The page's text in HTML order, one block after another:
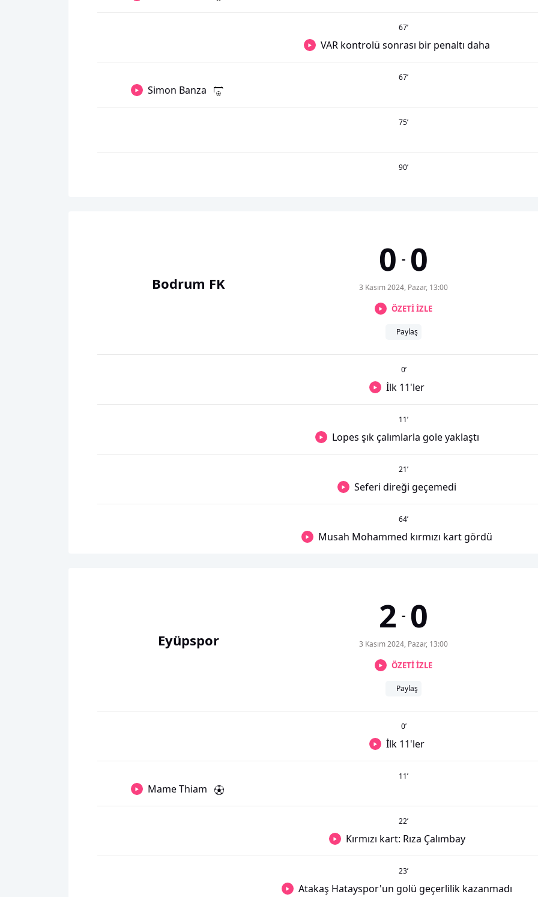
67’
VAR kontrolü sonrası bir penaltı daha
67’
Simon Banza
75’
90’
Bodrum FK
0 - 0
3 Kasım 2024, Pazar, 13:00
ÖZETİ İZLE
Paylaş
0’
İlk 11'ler
11’
Lopes şık çalımlarla gole yaklaştı
21’
Seferi direği geçemedi
64’
Musah Mohammed kırmızı kart gördü
Eyüpspor
2 - 0
3 Kasım 2024, Pazar, 13:00
ÖZETİ İZLE
Paylaş
0’
İlk 11'ler
11’
Mame Thiam
22’
Kırmızı kart: Rıza Çalımbay
23’
Atakaş Hatayspor'un golü geçerlilik kazanmadı